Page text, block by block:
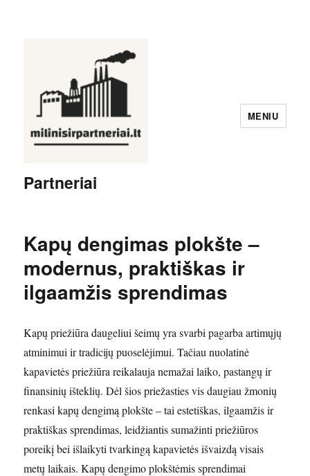
Partneriai
MENIU
Kapų dengimas plokšte –
modernus, praktiškas ir
ilgaamžis sprendimas
Kapų priežiūra daugeliui šeimų yra svarbi pagarba artimųjų
atminimui ir tradicijų puoselėjimui. Tačiau nuolatinė
kapavietės priežiūra reikalauja nemažai laiko, pastangų ir
finansinių išteklių. Dėl šios priežasties vis daugiau žmonių
renkasi kapų dengimą plokšte – tai estetiškas, ilgaamžis ir
praktiškas sprendimas, leidžiantis sumažinti priežiūros
poreikį bei išlaikyti tvarkingą kapavietės išvaizdą visais
metų laikais. Kapų dengimo plokštėmis sprendimai